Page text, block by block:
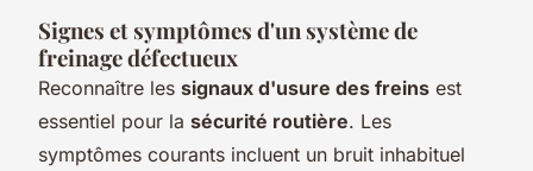
Signes et symptômes d'un système de
freinage défectueux
Reconnaître les signaux d'usure des freins est
essentiel pour la sécurité routière. Les
symptômes courants incluent un bruit inhabituel